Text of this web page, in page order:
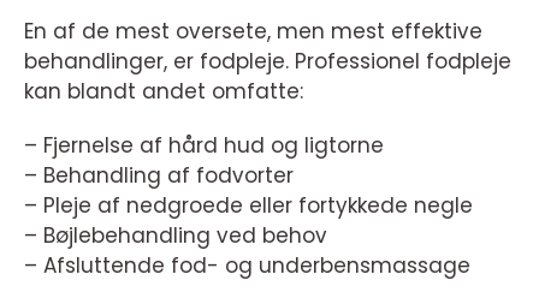
En af de mest oversete, men mest effektive
behandlinger, er fodpleje. Professionel fodpleje
kan blandt andet omfatte:
– Fjernelse af hård hud og ligtorne
– Behandling af fodvorter
– Pleje af nedgroede eller fortykkede negle
– Bøjlebehandling ved behov
– Afsluttende fod- og underbensmassage